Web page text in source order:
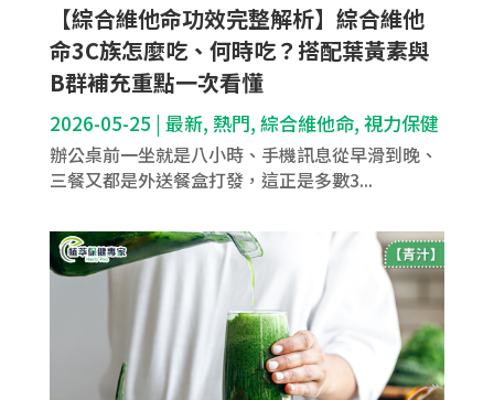
【綜合維他命功效完整解析】綜合維他
命3C族怎麼吃、何時吃？搭配葉黃素與
B群補充重點一次看懂
2026-05-25 | 最新, 熱門, 綜合維他命, 視力保健
辦公桌前一坐就是八小時、手機訊息從早滑到晚、
三餐又都是外送餐盒打發，這正是多數3...